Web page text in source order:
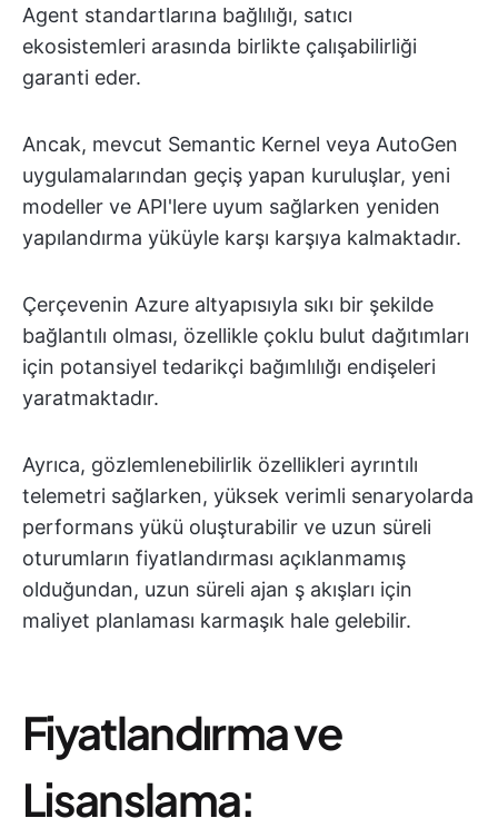
Agent standartlarına bağlılığı, satıcı
ekosistemleri arasında birlikte çalışabilirliği
garanti eder.
Ancak, mevcut Semantic Kernel veya AutoGen
uygulamalarından geçiş yapan kuruluşlar, yeni
modeller ve API'lere uyum sağlarken yeniden
yapılandırma yüküyle karşı karşıya kalmaktadır.
Çerçevenin Azure altyapısıyla sıkı bir şekilde
bağlantılı olması, özellikle çoklu bulut dağıtımları
için potansiyel tedarikçi bağımlılığı endişeleri
yaratmaktadır.
Ayrıca, gözlemlenebilirlik özellikleri ayrıntılı
telemetri sağlarken, yüksek verimli senaryolarda
performans yükü oluşturabilir ve uzun süreli
oturumların fiyatlandırması açıklanmamış
olduğundan, uzun süreli ajan ş akışları için
maliyet planlaması karmaşık hale gelebilir.
Fiyatlandırma ve
Lisanslama: